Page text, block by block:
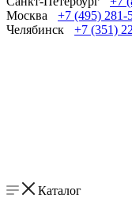
Москва
+7 (495) 281-
Челябинск
+7 (351)
Каталог